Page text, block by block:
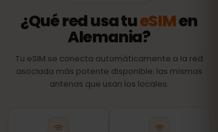
¿Qué red usa tueSIMen
Alemania?
Tu eSIM se conecta automáticamente a la red
asociada más potente disponible: las mismas
antenas que usan los locales.